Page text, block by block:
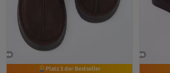
Platz 3 der Bestseller